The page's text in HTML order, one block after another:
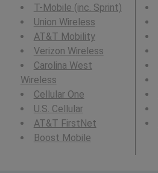
T-Mobile (inc. Sprint)
Union Wireless
AT&T Mobility
Verizon Wireless
Carolina West
Wireless
Cellular One
U.S. Cellular
AT&T FirstNet
Boost Mobile